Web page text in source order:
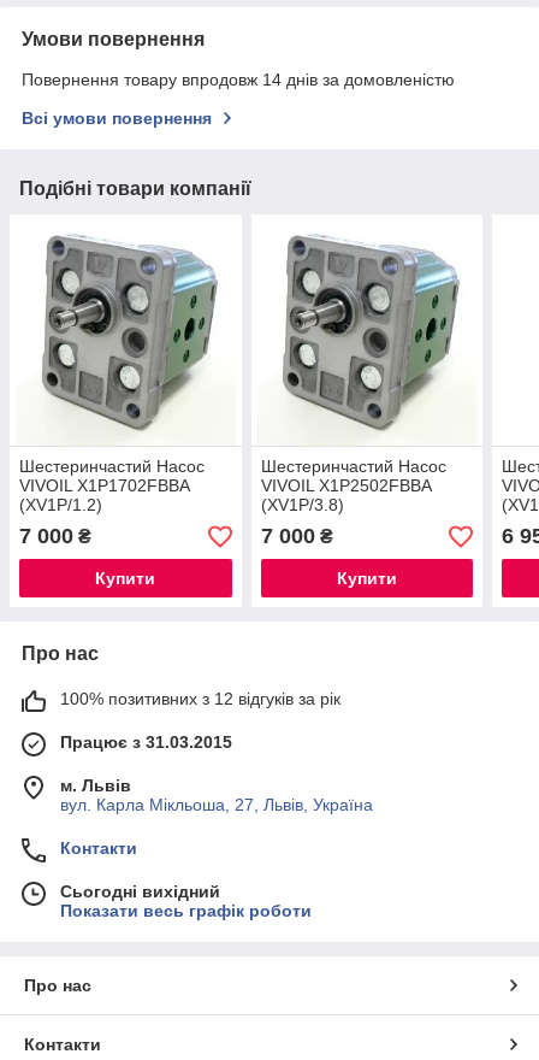
Умови повернення
Повернення товару впродовж 14 днів за домовленістю
Всі умови повернення
Подібні товари компанії
Шестеринчастий Насос
VIVOІL X1P1702FBBA
(XV1P/1.2)
7 000 ₴
Купити
Шестеринчастий Насос
VIVOIL X1P2502FBBA
(XV1P/3.8)
7 000₴
Купити
6
Про нас
100% позитивних з 12 відгуків за рік
Працює з 31.03.2015
м. Львів
вул. Карла Мікльоша, 27, Львів, Україна
Контакти
Сьогодні вихідний
Показати весь графік роботи
Про нас
Контакти